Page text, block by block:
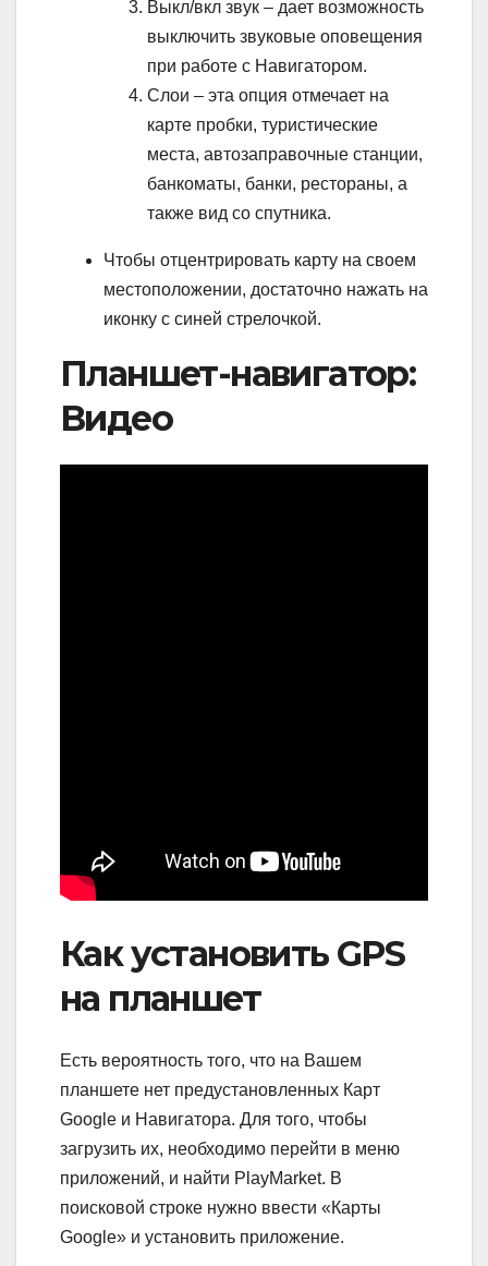
Выкл/вкл звук – дает возможность
выключить звуковые оповещения
при работе с Навигатором.
Слои – эта опция отмечает на
карте пробки, туристические
места, автозаправочные станции,
банкоматы, банки, рестораны, а
также вид со спутника.
Чтобы отцентрировать карту на своем
местоположении, достаточно нажать на
иконку с синей стрелочкой.
Планшет-навигатор:
Видео
Как установить GPS
на планшет
Есть вероятность того, что на Вашем
планшете нет предустановленных Карт
Google и Навигатора. Для того, чтобы
загрузить их, необходимо перейти в меню
приложений, и найти PlayMarket. В
поисковой строке нужно ввести «Карты
Google» и установить приложение.